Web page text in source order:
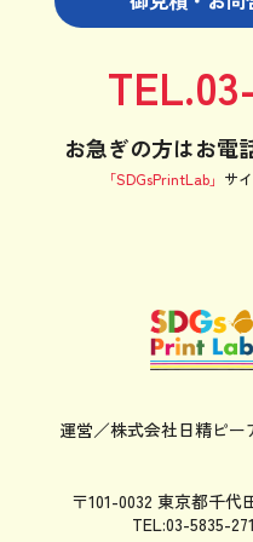
お急ぎの方はお電
「SDGsPrintLab」 サ
運営／株式会社日精ピ
〒101-0032 東京都千代
TEL:03-5835-